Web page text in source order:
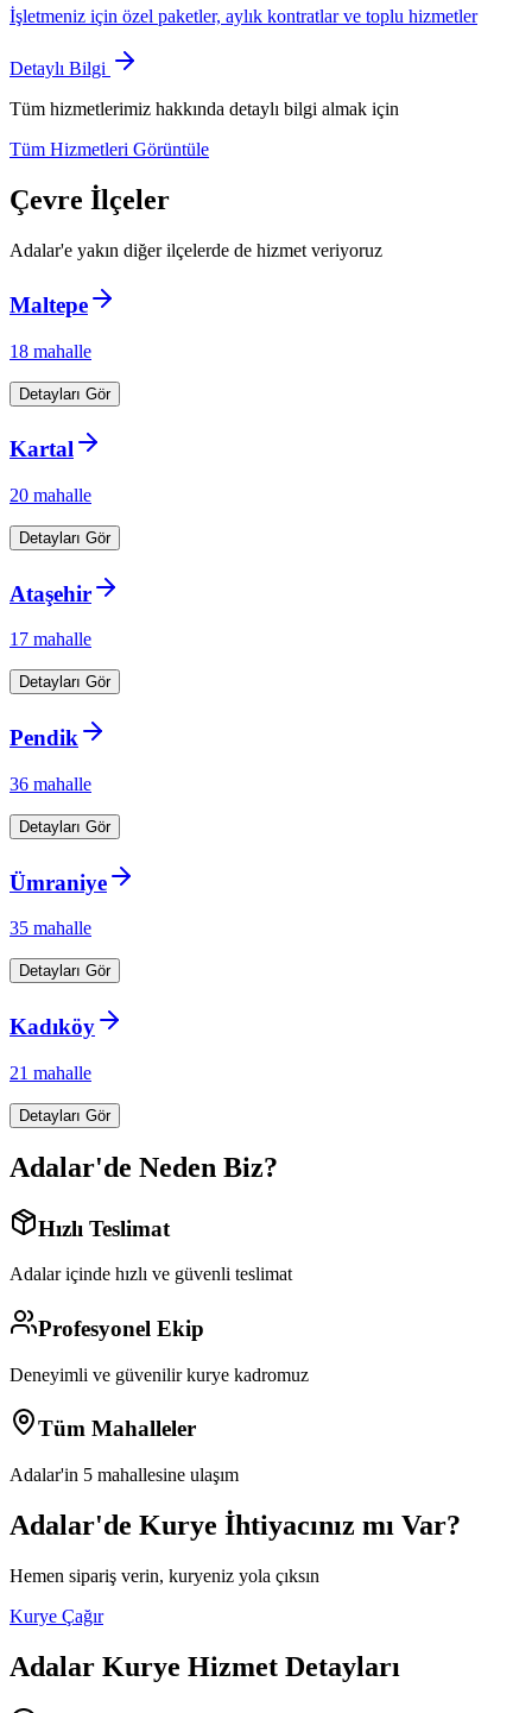
İşletmeniz için özel paketler, aylık kontratlar ve toplu hizmetler
Detaylı Bilgi
Tüm hizmetlerimiz hakkında detaylı bilgi almak için
Tüm Hizmetleri Görüntüle
Çevre İlçeler
Adalar'e yakın diğer ilçelerde de hizmet veriyoruz
Maltepe
18 mahalle
Detayları Gör
Kartal
20 mahalle
Detayları Gör
Ataşehir
17 mahalle
Detayları Gör
Pendik
36 mahalle
Detayları Gör
Ümraniye
35 mahalle
Detayları Gör
Kadıköy
21 mahalle
Detayları Gör
Adalar'de Neden Biz?
Hızlı Teslimat
Adalariçinde hızlı ve güvenli teslimat
Profesyonel Ekip
Deneyimli ve güvenilir kurye kadromuz
Tüm Mahalleler
Adalar'in 5 mahallesine ulaşım
Adalar'de Kurye İhtiyacınız mı Var?
Hemen sipariş verin, kuryeniz yola çıksın
Kurye Çağır
Adalar Kurye Hizmet Detayları